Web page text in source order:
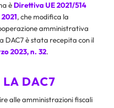
è Direttiva UE 2021/514
, che modifica la
amministrativa
DAC7 è stata recepita con il
2023, n. 32.
LA DAC7
alle amministrazioni fiscali